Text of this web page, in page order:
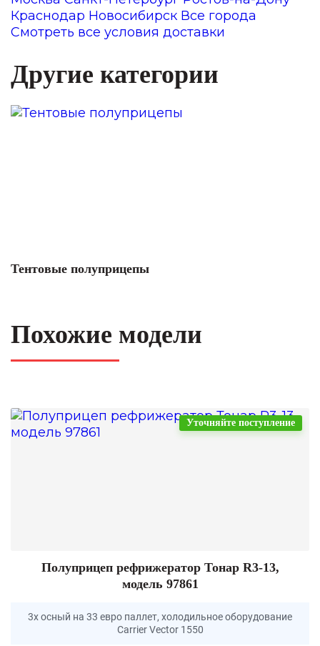
Краснодар Новосибирск Все города
Смотреть все условия доставки
Другие категории
Тентовые полуприцепы
Похожие модели
Уточняйте поступление
Полуприцеп рефрижератор Тонар R3-13,
модель 97861
3х осный на 33 евро паллет, холодильное оборудование
Carrier Vector 1550